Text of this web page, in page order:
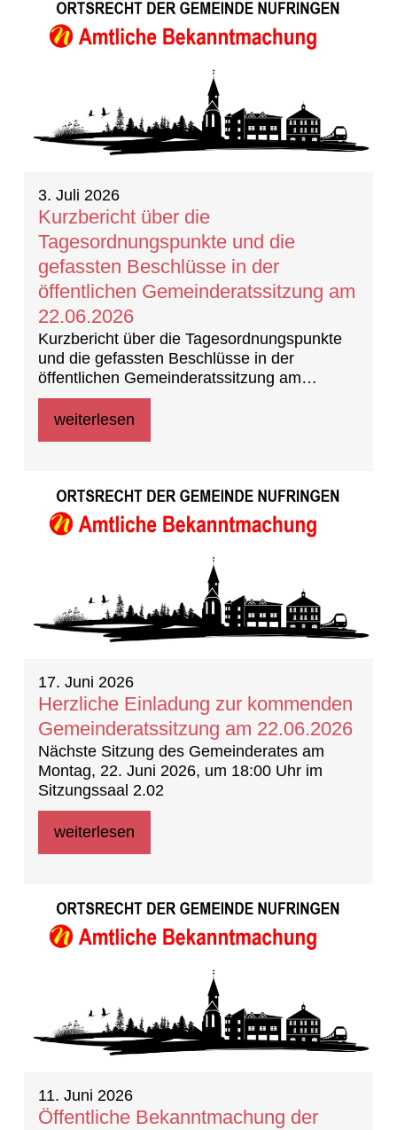
3. Juli 2026
Kurzbericht über die
Tagesordnungspunkte und die
gefassten Beschlüsse in der
öffentlichen Gemeinderatssitzung am
22.06.2026
Kurzbericht über die Tagesordnungspunkte
und die gefassten Beschlüsse in der
öffentlichen Gemeinderatssitzung am
22.06.2026 (Beschlussprotokoll)
weiterlesen
17. Juni 2026
Herzliche Einladung zur kommenden
Gemeinderatssitzung am 22.06.2026
Nächste Sitzung des Gemeinderates am
Montag, 22. Juni 2026, um 18:00 Uhr im
Sitzungssaal 2.02
weiterlesen
11. Juni 2026
Öffentliche Bekanntmachung der